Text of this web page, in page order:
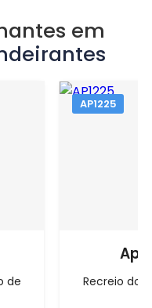
em
de
AP1225
Recreio dos